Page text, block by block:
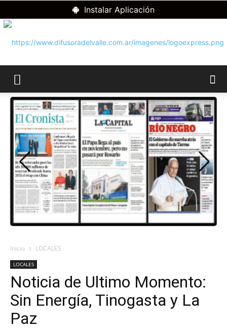
Instalar Aplicación
DIFUSORA
DEL
VALLE
Inicio LOCALES
LOCALES
Noticia de Ultimo Momento:
Sin Energía, Tinogasta y La
Paz